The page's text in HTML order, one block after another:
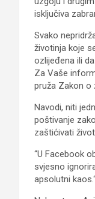
isključiva
Svako
životinja koje
ozlijeđena ili
Za Vaše
pruža Zakon o
Navodi, niti
poštivanje
zaštićivati
“U Facebook
svjesno
apsolutni